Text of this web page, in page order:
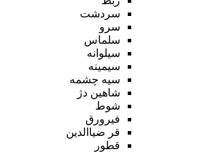
سردشت
سرو
سلماس
سیلوانه
سیمینه
سیه چشمه
شاهین دژ
شوط
فیرورق
قر ضیاالدین
قطور